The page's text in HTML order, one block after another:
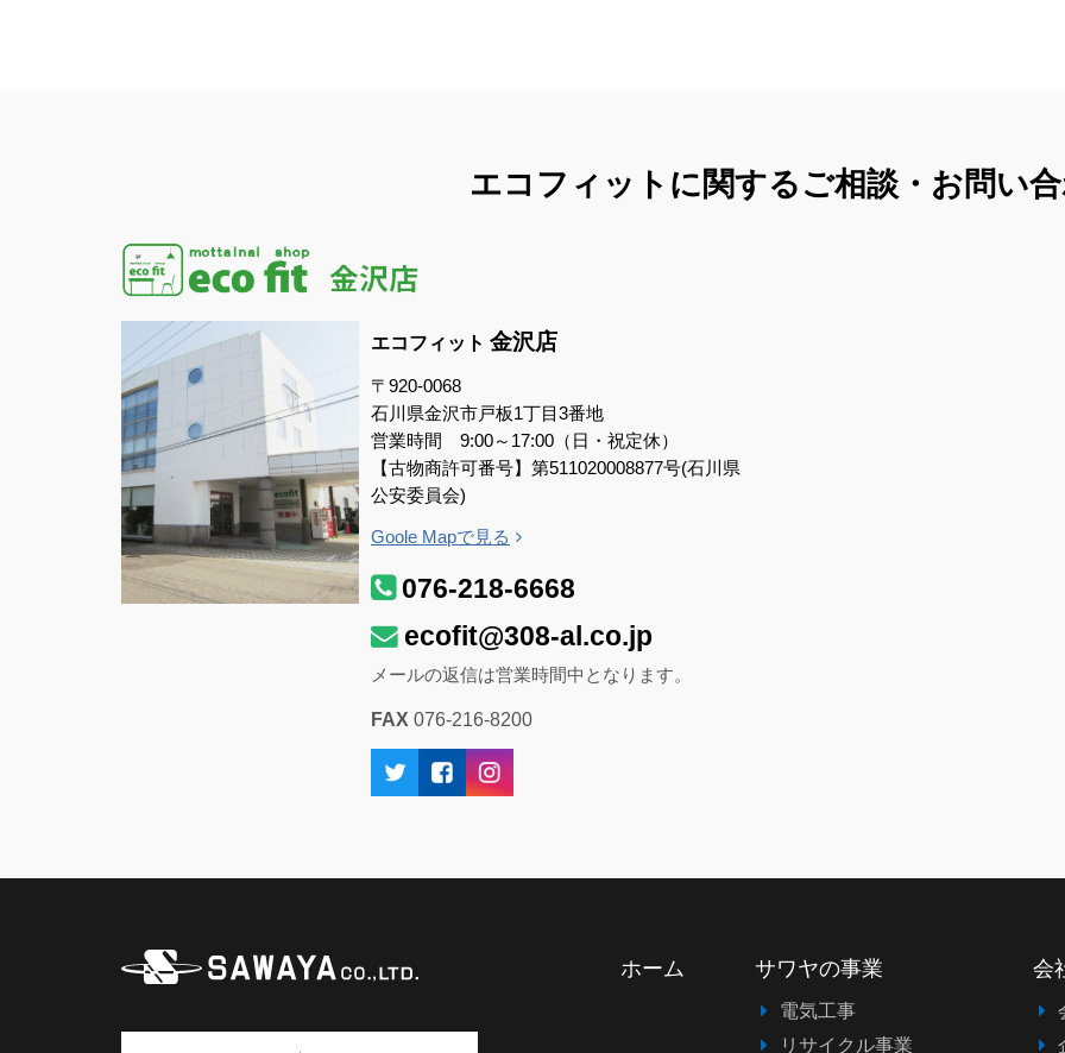
エコフィットに関する ご相談・お問い
エコフィット 金沢店
〒920-0068
石川県金沢市戸板1丁目3番地
営業時間 9:00～17:00（日・祝定休）
【古物商許可番号】第511020008877号(石川県
公安委員会)
Goole Mapで見る
076-218-6668
ecofit@308-al.co.jp
メールの返信は営業時間中となります。
FAX 076-216-8200
ホーム サワヤの事業
電気工事
リサイクル事業
会